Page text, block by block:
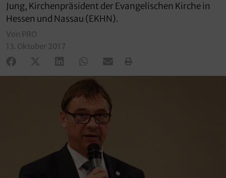
Jung, Kirchenpräsident der Evangelischen Kirche in
Hessen und Nassau (EKHN).
Von PRO
13. Oktober 2017